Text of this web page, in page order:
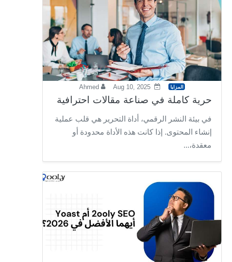
المزايا Aug 10, 2025
Ahmed
حرية كاملة في صناعة مقالات احترافية
في بيئة النشر الرقمي، أداة التحرير هي قلب عملية
إنشاء المحتوى. إذا كانت هذه الأداة محدودة أو
معقدة،...